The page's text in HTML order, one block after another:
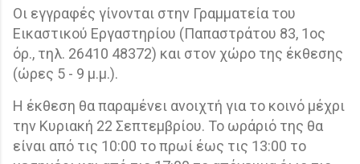
Οι εγγραφές γίνονται στην Γραμματεία του
Εικαστικού Εργαστηρίου (Παπαστράτου 83, 1ος
όρ., τηλ. 26410 48372) και στον χώρο της έκθεσης
(ώρες 5 - 9 μ.μ.).
Η έκθεση θα παραμένει ανοιχτή για το κοινό μέχρι
την Κυριακή 22 Σεπτεμβρίου. Το ωράριό της θα
είναι από τις 10:00 το πρωί έως τις 13:00 το